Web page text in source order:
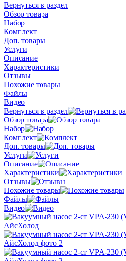
Вернуться в раздел
Обзор товара
Набор
Комплект
Доп. товары
Услуги
Описание
Характеристики
Отзывы
Похожие товары
Файлы
Видео
Вернуться в раздел
Обзор товара
Набор
Комплект
Доп. товары
Услуги
Описание
Характеристики
Отзывы
Похожие товары
Файлы
Видео